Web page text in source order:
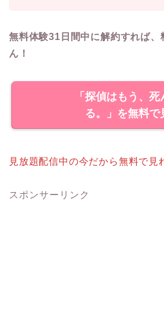
無料体験31日間中に解約すれば、
ん！
「探偵はもう、
る。」を無料で
見放題配信中の今だから無料で見
スポンサーリンク